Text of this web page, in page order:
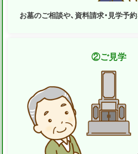
お墓のご相談や、資料請求・見学予
②ご見学